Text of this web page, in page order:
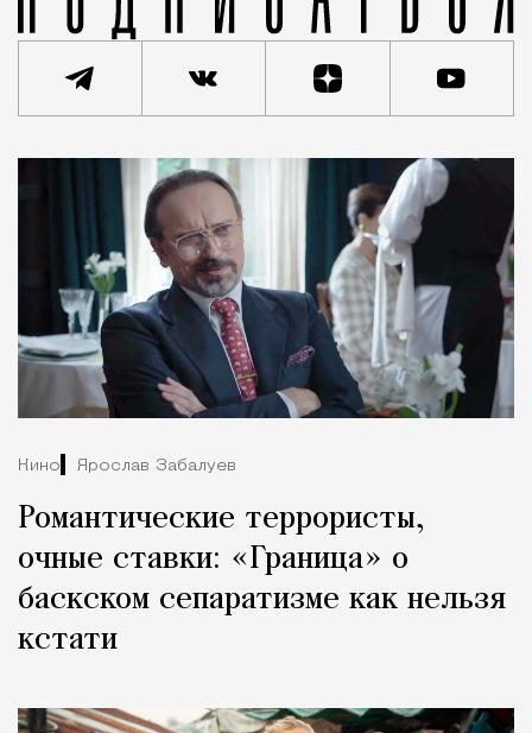
Кино Ярослав Забалуев
Романтические террористы,
очные ставки: «Граница» о
баскском сепаратизме как нельзя
кстати